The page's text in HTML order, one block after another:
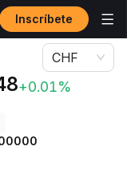
Inscríbete
DOGGO
+0.01%
CHF